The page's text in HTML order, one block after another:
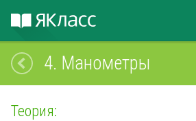
4. Манометры
Теория: